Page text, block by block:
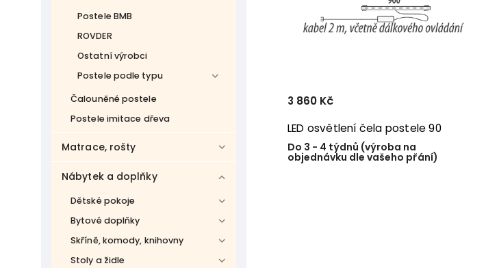
Postele BMB
ROVDER
Ostatní výrobci
Postele podle typu
Čalouněné postele
Postele imitace dřeva
Matrace, rošty
Nábytek a doplňky
Dětské pokoje
Bytové doplňky
Skříně, komody, knihovny
Stoly a židle
LED osvětlení čela postele 90
Do 3 - 4 týdnů (výroba na
objednávku dle vašeho přání)
3 860 Kč